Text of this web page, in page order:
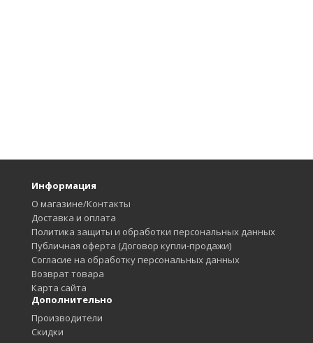
Информация
О магазине/Контакты
Доставка и оплата
Политика защиты и обработки персональных данных
Публичная оферта (Договор купли-продажи)
Согласие на обработку персональных данных
Возврат товара
Карта сайта
Дополнительно
Производители
Скидки